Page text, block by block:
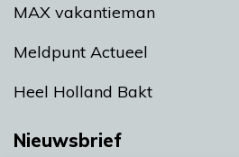
MAX vakantieman
Meldpunt Actueel
Heel Holland Bakt
Nieuwsbrief